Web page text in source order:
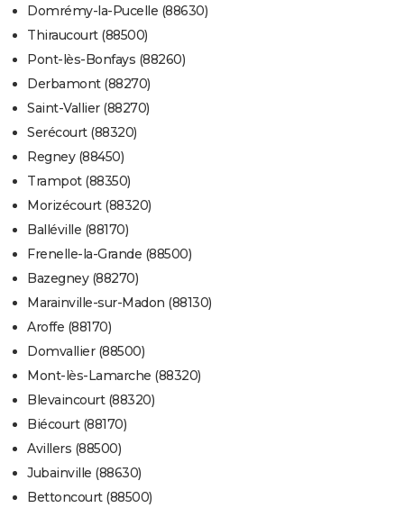
Domrémy-la-Pucelle (88630)
Thiraucourt (88500)
Pont-lès-Bonfays (88260)
Derbamont (88270)
Saint-Vallier (88270)
Serécourt (88320)
Regney (88450)
Trampot (88350)
Morizécourt (88320)
Balléville (88170)
Frenelle-la-Grande (88500)
Bazegney (88270)
Marainville-sur-Madon (88130)
Aroffe (88170)
Domvallier (88500)
Mont-lès-Lamarche (88320)
Blevaincourt (88320)
Biécourt (88170)
Avillers (88500)
Jubainville (88630)
Bettoncourt (88500)